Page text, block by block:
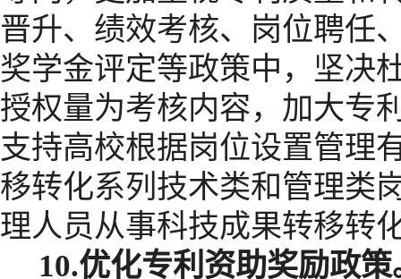
晋升、绩效考核、岗位聘任
奖学金评定等政策中，坚决
授权量为考核内容，加大专
支持高校根据岗位设置管理
移转化系列技术类和管理类
理人员从事科技成果转移转
10.优化专利资助奖励政策